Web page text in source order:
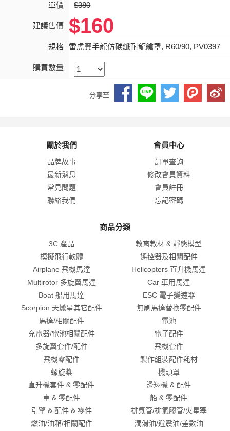
單價 $380
建議售價 $160
規格 雷虎翼手龍仿碳纖耐龍艙罩, R60/90, PV0397
購買數量
分享至
關於我們
品牌故事
最新消息
常見問題
聯絡我們
會員中心
訂單查詢
修改會員資料
會員註冊
忘記密碼
商品分類
3C 產品
教育教材 & 靜態模型
模擬飛行軟體
遙控器及相關配件
Airplane 飛機馬達
Helicopters 直升機馬達
Multirotor 多旋翼馬達
Car 車用馬達
Boat 船用馬達
ESC 電子變速器
Scorpion 天蠍星其它配件
無刷馬達替換零配件
馬達/相關配件
電池
充電器/電池相關配件
電子配件
多旋翼套件/配件
飛機套件
飛機零配件
製作組裝配件耗材
螺旋槳
機頭罩
直升機套件 & 零配件
滑翔機 & 配件
車 & 零配件
船 & 零配件
引擎 & 配件 & 零件
排氣管/排氣膠管/火星塞
燃油/油箱/相關配件
潤滑油/避震油/差數油